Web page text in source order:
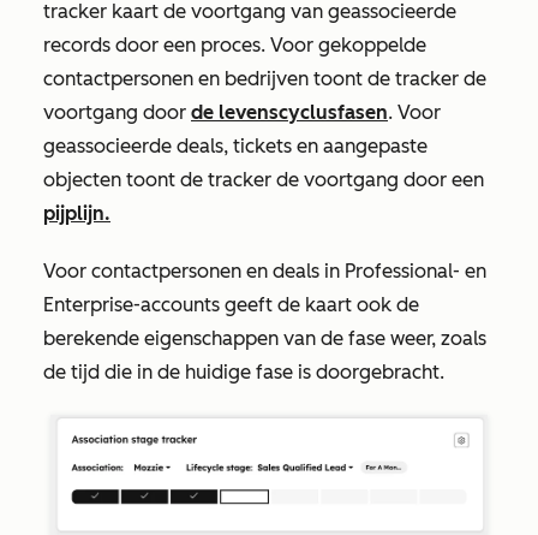
tracker kaart de voortgang van geassocieerde
records door een proces. Voor gekoppelde
contactpersonen en bedrijven toont de tracker de
voortgang door de levenscyclusfasen. Voor
geassocieerde deals, tickets en aangepaste
objecten toont de tracker de voortgang door een
pijplijn.
Voor contactpersonen en deals in Professional- en
Enterprise-accounts geeft de kaart ook de
berekende eigenschappen van de fase weer, zoals
de tijd die in de huidige fase is doorgebracht.